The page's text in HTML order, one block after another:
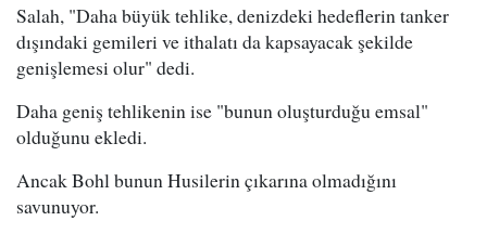
Salah, "Daha büyük tehlike, denizdeki hedeflerin tanker
dışındaki gemileri ve ithalatı da kapsayacak şekilde
genişlemesi olur" dedi.
Daha geniş tehlikenin ise "bunun oluşturduğu emsal"
olduğunu ekledi.
Ancak Bohl bunun Husilerin çıkarına olmadığını
savunuyor.